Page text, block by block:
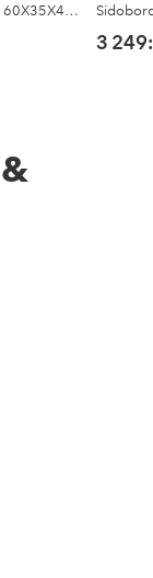
Sidobord Hånger 60X35X47 Cm
3